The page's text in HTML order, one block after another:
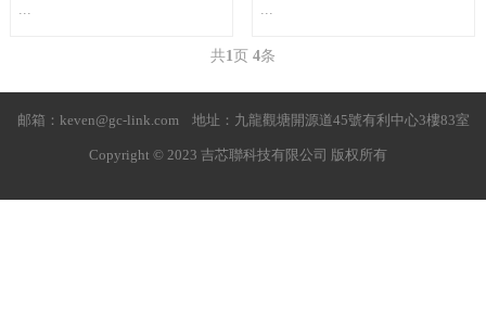
... ...
共1 页 4条
邮箱：keven@gc-link.com 地址：九龍觀塘開源道45號有利中心3樓83室
Copyright © 2023 吉芯聯科技有限公司 版权所有